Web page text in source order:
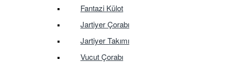
Fantazi Külot
Jartiyer Çorabı
Jartiyer Takımı
Vucut Çorabı